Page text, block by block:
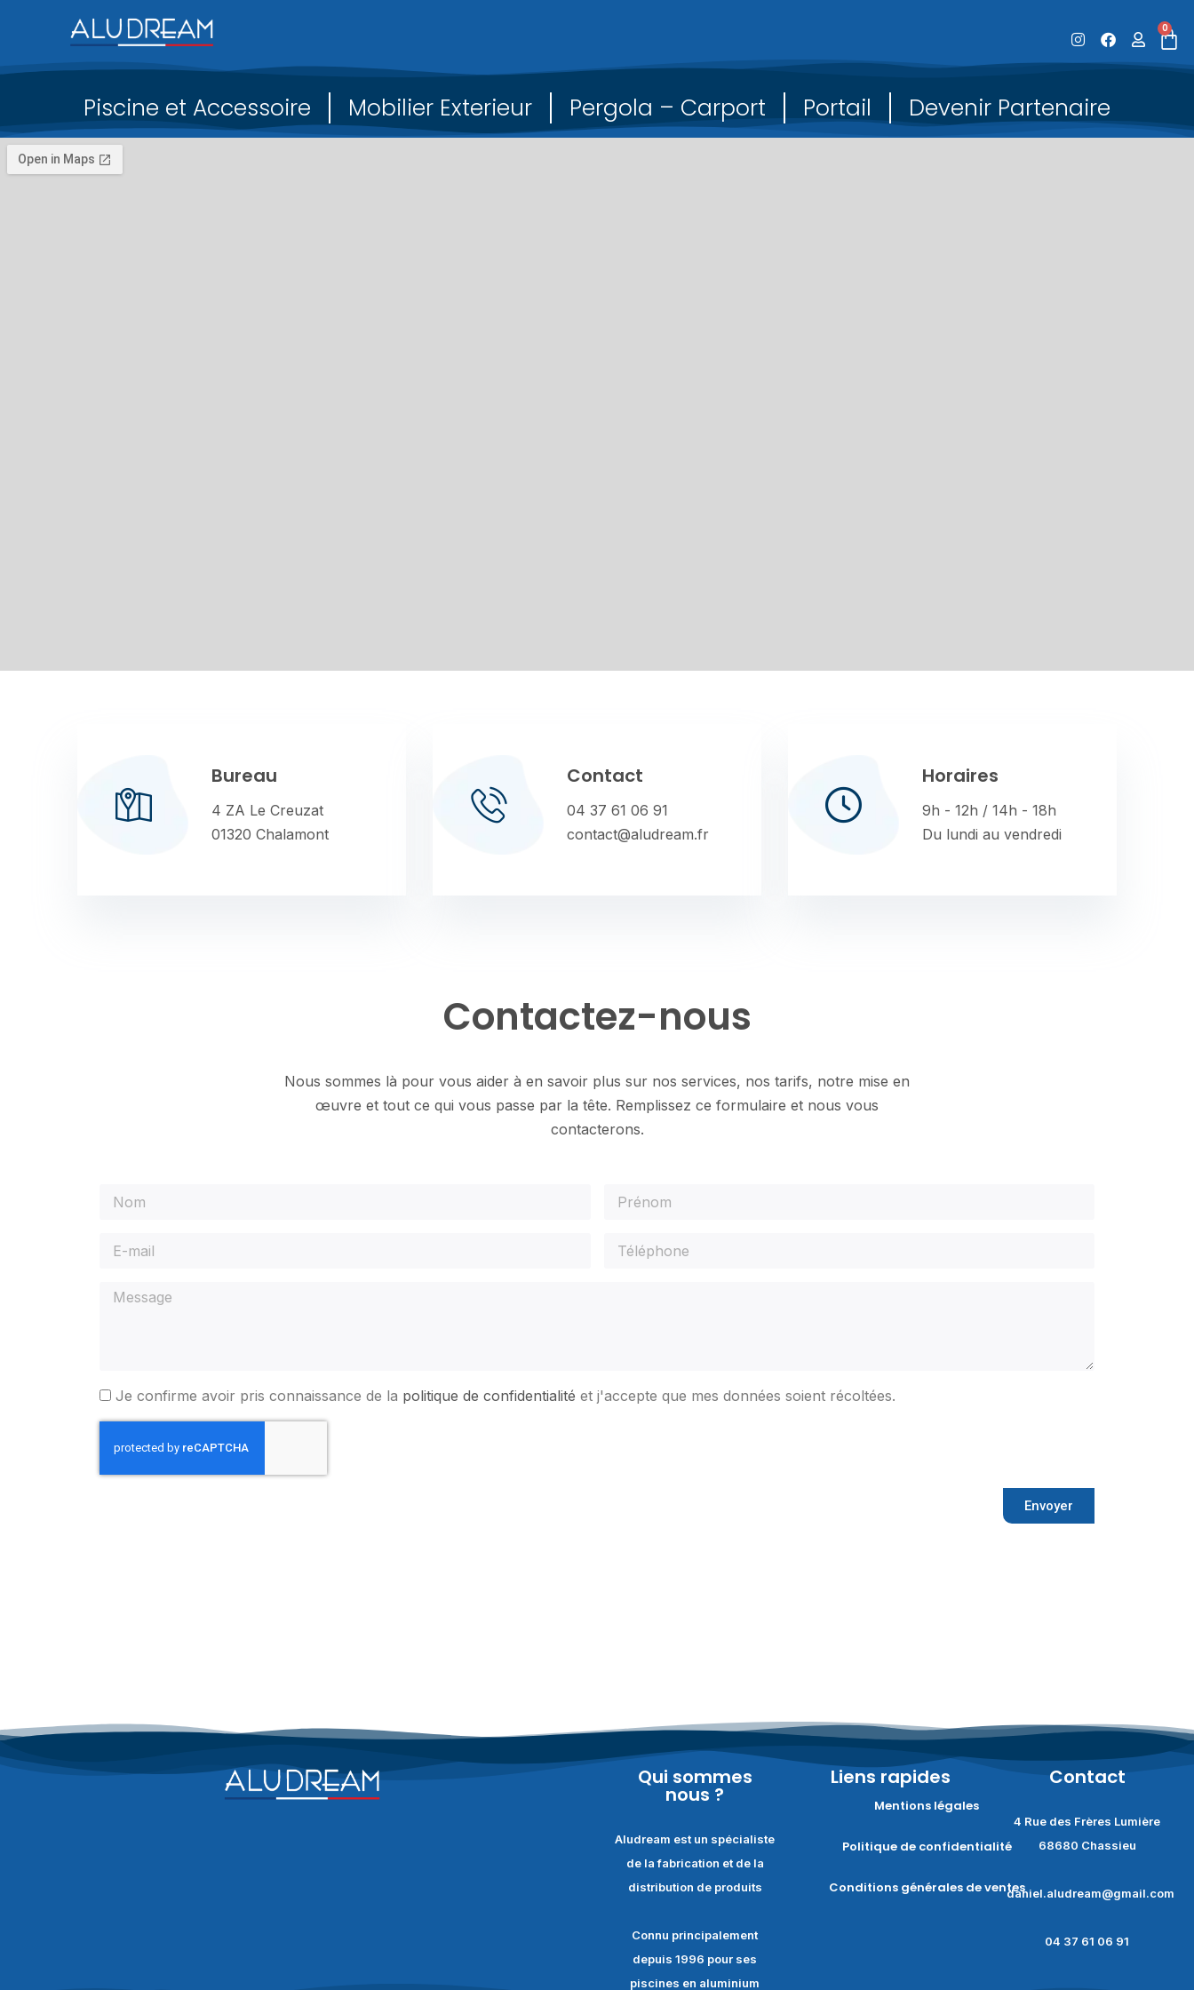
0
Piscine et Accessoire Mobilier Exterieur Pergola – Carport Portail Devenir Partenaire
Bureau
4 ZA Le Creuzat
01320 Chalamont
Contact
04 37 61 06 91
contact@aludream.fr
Horaires
9h - 12h / 14h - 18h
Du lundi au vendredi
Contactez-nous
Nous sommes là pour vous aider à en savoir plus sur nos services, nos tarifs, notre mise en
œuvre et tout ce qui vous passe par la tête. Remplissez ce formulaire et nous vous
contacterons.
Je confirme avoir pris connaissance de la politique de confidentialité et j'accepte que mes données soient récoltées.
Envoyer
Qui sommes
nous ?
Aludream est un spécialiste
de la fabrication et de la
distribution de produits
Connu principalement
depuis 1996 pour ses
piscines en aluminium
Liens rapides
Mentions légales
Politique de confidentialité
Conditions générales de ventes
Contact
4 Rue des Frères Lumière
68680 Chassieu
daniel.aludream@gmail.com
04 37 61 06 91